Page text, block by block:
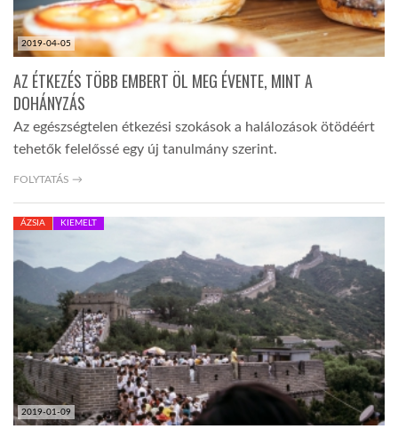
2019-04-05
AZ ÉTKEZÉS TÖBB EMBERT ÖL MEG ÉVENTE, MINT A
DOHÁNYZÁS
Az egészségtelen étkezési szokások a halálozások ötödéért
tehetők felelőssé egy új tanulmány szerint.
FOLYTATÁS →
2019-01-09
ÁZSIA KIEMELT